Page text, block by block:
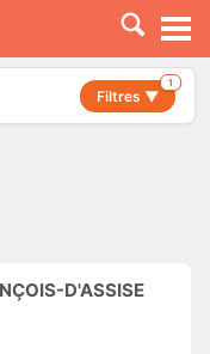
Filtres ▼
1
D'ASSISE